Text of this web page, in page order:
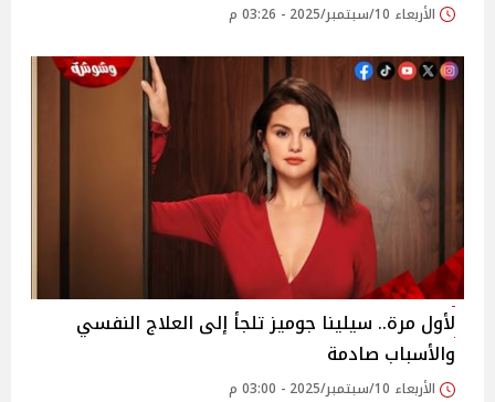
الأربعاء 10/سبتمبر/2025 - 03:26 م
لأول مرة.. سيلينا جوميز تلجأ إلى العلاج النفسي
والأسباب صادمة
الأربعاء 10/سبتمبر/2025 - 03:00 م